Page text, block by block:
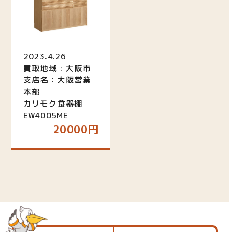
2023.4.26
買取地域 : 大阪市
支店名：大阪営業
本部
カリモク食器棚
EW4005ME
20000円